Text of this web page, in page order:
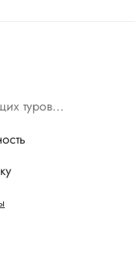
туров…